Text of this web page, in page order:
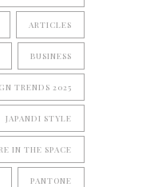
ARTICLES
BUSINESS
TRENDS 2025
JAPANDI STYLE
IN THE SPACE
PANTONE